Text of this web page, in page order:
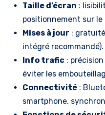
Taille d’écran :
positionnement sur le
Mises à jour :
intégré recommandé).
Info trafic: précision
éviter les
Connectivité:
smartphone,